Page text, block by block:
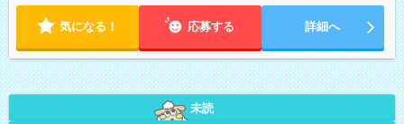
気になる！ 応募する 詳細へ
未読